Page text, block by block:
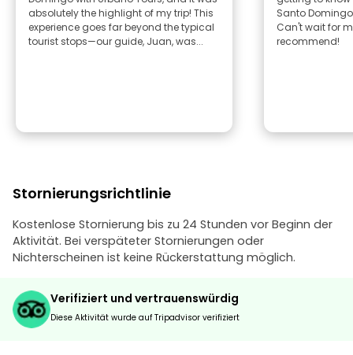
absolutely the highlight of my trip! This
experience goes far beyond the typical
tourist stops—our guide, Juan, was...
Santo
Can't wait for
recommend!
Stornierungsrichtlinie
Kostenlose Stornierung bis zu 24 Stunden vor Beginn der
Aktivität. Bei verspäteter Stornierungen oder
Nichterscheinen ist keine Rückerstattung möglich.
Verifiziert und vertrauenswürdig
Diese Aktivität wurde auf Tripadvisor verifiziert